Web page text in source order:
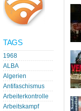
TAGS
1968
ALBA
Algerien
Antifaschismus
Arbeiterkontrolle
Arbeitskampf